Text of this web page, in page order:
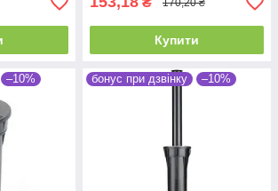
Купити
–10% бонус при дзвінку –10%